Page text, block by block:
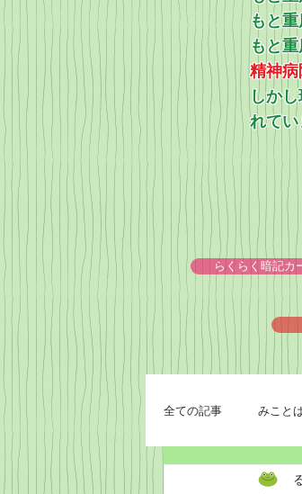
もと重
もと
精神病
しか
れてい
らくらく暗記カ
全ての記事 みこと